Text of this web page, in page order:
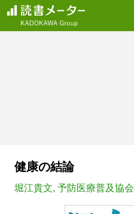
健康の結論
堀江貴文, 予防医療普及協会